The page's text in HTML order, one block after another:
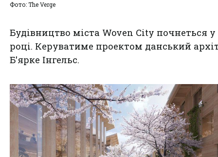
Фото: The Verge
Будівництво міста Woven City почнеться у
році. Керуватиме проектом данський
Б'ярке Інгельс.